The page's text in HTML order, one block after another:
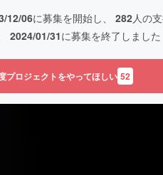
12/06に募集を開始し、 282人の
2024/01/31に募集を終了しました
プロジェクトをやってほしい 52